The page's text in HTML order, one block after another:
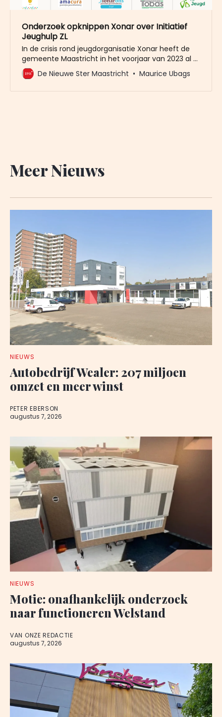
Onderzoek opknippen Xonar over Initiatief
Jeughulp ZL
In de crisis rond jeugdorganisatie Xonar heeft de
gemeente Maastricht in het voorjaar van 2023 al -
vertrouwelijk - contact gehad met de
zorgcombinatie Initiatief Jeugdhulp Zuid-Limburg
De Nieuwe Ster Maastricht Maurice Ubags
Meer Nieuws
NIEUWS
Autobedrijf Wealer: 207 miljoen
omzet en meer winst
PETER EBERSON
augustus 7, 2026
NIEUWS
Motie: onafhankelijk onderzoek
naar functioneren Welstand
VAN ONZE REDACTIE
augustus 7, 2026